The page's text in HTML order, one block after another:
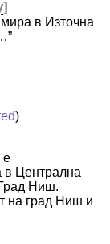
]
в Източна
)
е
в Централна
Ниш.
на град Ниш и